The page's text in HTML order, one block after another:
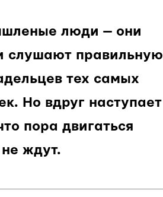
люди — они
слушают правильную
тех самых
Но вдруг наступает
пора двигаться
ждут.